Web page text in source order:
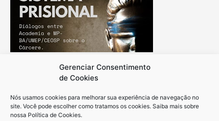
Gerenciar Consentimento
de Cookies
Nós usamos cookies para melhorar sua experiência de navegação no
site. Você pode escolher como tratamos os cookies. Saiba mais sobre
nossa Política de Cookies.